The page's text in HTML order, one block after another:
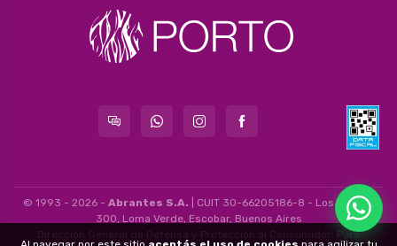
© 1993 - 2026 - Abrantes S.A. | CUIT 30-66205186-8 - Los Álamos
300, Loma Verde, Escobar, Buenos Aires
Dirección General de Defensa y Protección al Consumidor: Para